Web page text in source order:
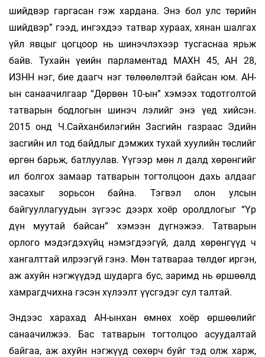
шийдвэр гаргасан гэж хардана. Энэ бол улс төрийн
шийдвэр” гээд, ингэхдээ татвар хураах, хянан шалгах
үйл явцыг цогцоор нь шинэчлэхээр тусгаснаа ярьж
байв. Тухайн үеийн парламентад МАХН 45, АН 28,
ИЗНН нэг, бие даагч нэг төлөөлөлтэй байсан юм. АН-
ын санаачилгаар “Дөрвөн 10-ын” хэмээх тодотголтой
татварын бодлогын шинэч­ лэлийг энэ үед хийсэн.
2015 онд Ч.Сайханбилэгийн Засгийн газраас Эдийн
засгийн ил тод байдлыг дэмжих тухай хуулийн төслийг
өргөн барьж, батлуулав. Үүгээр мөн л далд хөрөнгийг
ил болгох замаар татварын тогтолцоон дахь алдааг
засахыг зорьсон байна. Тэгвэл олон улсын
байгууллагуудын зүгээс дээрх хоёр оролдлогыг “Үр
дүн муутай байсан” хэмээн дүгнэжээ. Татварын
орлого мэдэгдэхүйц нэмэгдээгүй, далд хөрөнгүүд ч
хангалттай илрээгүй гэнэ. Мөн татвараа төлдөг иргэн,
аж ахуйн нэгжүүдэд шударга бус, заримд нь өршөөлд
хамрагдчихна гэсэн хүлээлт үүсгэдэг сул талтай.
Эндээс харахад АН-ынхан өмнөх хоёр өршөөлийг
санаачилжээ. Бас татварын тогтолцоо асуудалтай
байгаа, аж ахуйн нэгжүүд сөхөрч буйг тэд олж харж,